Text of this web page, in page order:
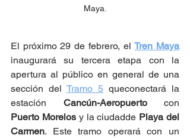
Maya.
El próximo 29 de febrero, el Tren Maya
inaugurará su tercera etapa con la
apertura al público en general de una
sección del Tramo 5 queconectará la
estación Cancún-Aeropuerto
Puerto Morelos y la ciudadde Playa del
Carmen. Este tramo operará con un